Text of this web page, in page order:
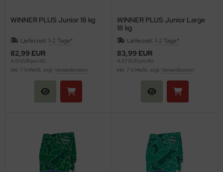
WINNER PLUS Junior 18 kg
Lieferzeit: 1-2 Tage*
82,99 EUR
4,61 EUR pro KG
inkl. 7 % MwSt. zzgl. Versandkosten
WINNER PLUS Junior Large
18 kg
Lieferzeit: 1-2 Tage*
83,99 EUR
4,67 EUR pro KG
inkl. 7 % MwSt. zzgl. Versandkosten